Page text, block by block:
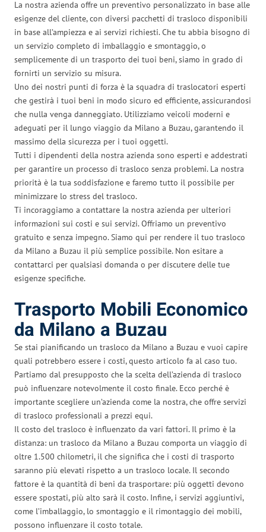
La nostra azienda offre un preventivo personalizzato in base alle
esigenze del cliente, con diversi pacchetti di trasloco disponibili
in base all’ampiezza e ai servizi richiesti. Che tu abbia bisogno di
un servizio completo di imballaggio e smontaggio, o
semplicemente di un trasporto dei tuoi beni, siamo in grado di
fornirti un servizio su misura.
Uno dei nostri punti di forza è la squadra di traslocatori esperti
che gestirà i tuoi beni in modo sicuro ed efficiente, assicurandosi
che nulla venga danneggiato. Utilizziamo veicoli moderni e
adeguati per il lungo viaggio da Milano a Buzau, garantendo il
massimo della sicurezza per i tuoi oggetti.
Tutti i dipendenti della nostra azienda sono esperti e addestrati
per garantire un processo di trasloco senza problemi. La nostra
priorità è la tua soddisfazione e faremo tutto il possibile per
minimizzare lo stress del trasloco.
Ti incoraggiamo a contattare la nostra azienda per ulteriori
informazioni sui costi e sui servizi. Offriamo un preventivo
gratuito e senza impegno. Siamo qui per rendere il tuo trasloco
da Milano a Buzau il più semplice possibile. Non esitare a
contattarci per qualsiasi domanda o per discutere delle tue
esigenze specifiche.
Trasporto Mobili Economico
da Milano a Buzau
Se stai pianificando un trasloco da Milano a Buzau e vuoi capire
quali potrebbero essere i costi, questo articolo fa al caso tuo.
Partiamo dal presupposto che la scelta dell’azienda di trasloco
può influenzare notevolmente il costo finale. Ecco perché è
importante scegliere un’azienda come la nostra, che offre servizi
di trasloco professionali a prezzi equi.
Il costo del trasloco è influenzato da vari fattori. Il primo è la
distanza: un trasloco da Milano a Buzau comporta un viaggio di
oltre 1.500 chilometri, il che significa che i costi di trasporto
saranno più elevati rispetto a un trasloco locale. Il secondo
fattore è la quantità di beni da trasportare: più oggetti devono
essere spostati, più alto sarà il costo. Infine, i servizi aggiuntivi,
come l’imballaggio, lo smontaggio e il rimontaggio dei mobili,
possono influenzare il costo totale.